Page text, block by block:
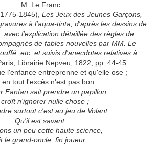
M. Le Franc
1845), Les Jeux des Jeunes Garçons,
à l'aqua-tinta, d'après les dessins de
avec l'explication détaillée des règles de
de fables nouvelles par MM. Le
etc. et suivis d'anecdotes relatives à
Librairie Nepveu, 1822, pp. 44-45
l'enfance entreprenne et qu'elle ose ;
en tout l'excès n'est pas bon.
Fanfan sait prendre un papillon,
n'ignorer nulle chose ;
surtout c'est au jeu de Volant
Qu'il est savant.
un peu cette haute science,
le grand-oncle, fin joueur.